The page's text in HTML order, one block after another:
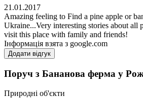
21.01.2017
Amazing feeling to Find a pine apple or
Ukraine...Very interesting stories about all
visit this place with family and friends!
Інформація взята з google.com
Додати відгук
Поруч з Бананова ферма у
Природні об'єкти